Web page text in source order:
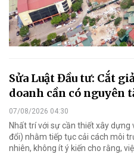
Sửa Luật Đầu tư: Cắt
doanh cần có nguyên
07/08/2026 04:30
Nhất trí với sự cần thiết xây
đổi) nhằm tiếp tục cải cách môi
nhiên, không ít ý kiến cho rằng,